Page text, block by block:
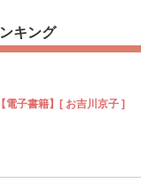
キング
電子書籍】[ お吉川京子 ]